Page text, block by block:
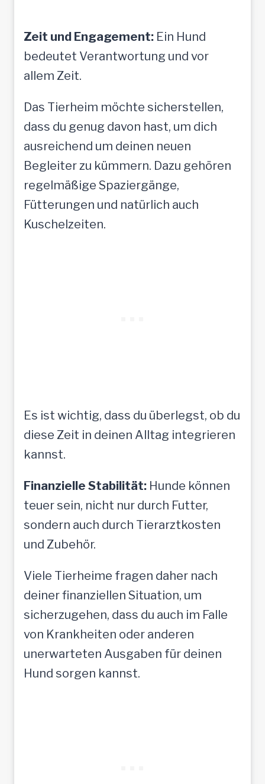
Zeit und Engagement: Ein Hund
bedeutet Verantwortung und vor
allem Zeit.
Das Tierheim möchte sicherstellen,
dass du genug davon hast, um dich
ausreichend um deinen neuen
Begleiter zu kümmern. Dazu gehören
regelmäßige Spaziergänge,
Fütterungen und natürlich auch
Kuschelzeiten.
Es ist wichtig, dass du überlegst, ob du
diese Zeit in deinen Alltag integrieren
kannst.
Finanzielle Stabilität: Hunde können
teuer sein, nicht nur durch Futter,
sondern auch durch Tierarztkosten
und Zubehör.
Viele Tierheime fragen daher nach
deiner finanziellen Situation, um
sicherzugehen, dass du auch im Falle
von Krankheiten oder anderen
unerwarteten Ausgaben für deinen
Hund sorgen kannst.